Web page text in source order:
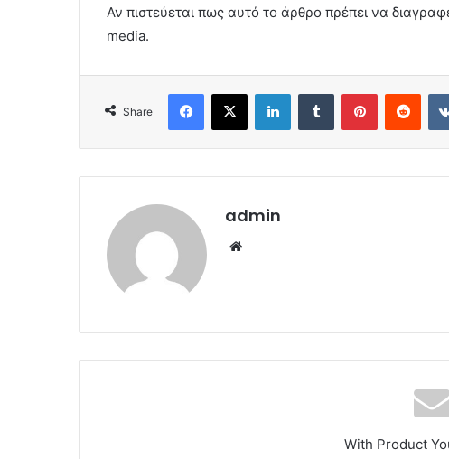
Αν πιστεύεται πως αυτό το άρθρο πρέπει να
media.
Share
Facebook
X LinkedInTumblr Pinterest
admin
With Product